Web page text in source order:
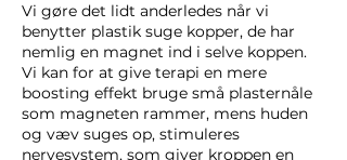
Vi gøre det lidt anderledes når vi
benytter plastik suge kopper, de har
nemlig en magnet ind i selve koppen.
Vi kan for at give terapi en mere
boosting effekt bruge små plasternåle
som magneten rammer, mens huden
og væv suges op, stimuleres
nervesystem, som giver kroppen en